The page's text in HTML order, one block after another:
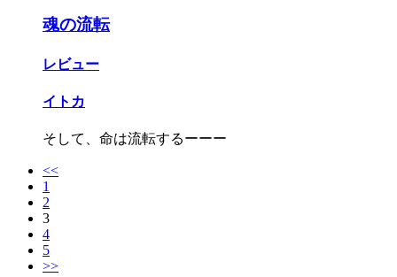
魂の流転
レビュー
イトカ
そして、命は流転するーーー
<<
1
2
3
4
5
>>